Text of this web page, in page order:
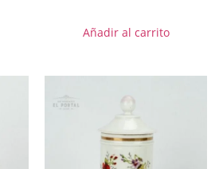
Añadir al carrito